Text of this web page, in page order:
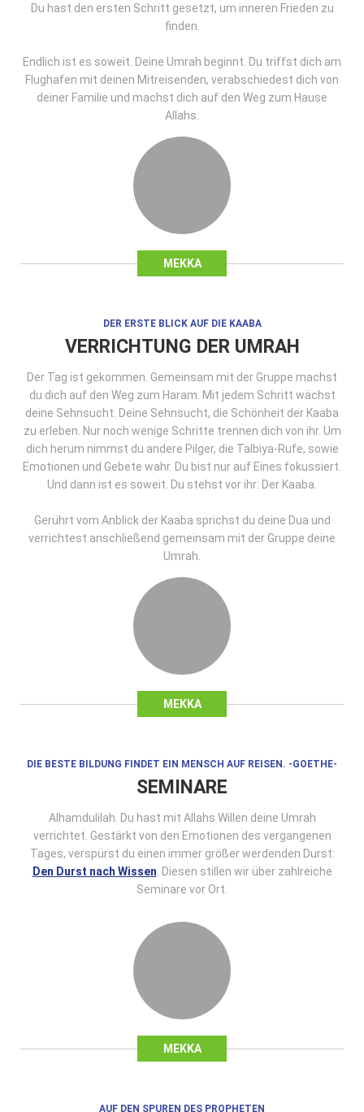
MEKKA
Du hast den ersten Schritt gesetzt, um inneren Frieden zu
finden.
Endlich ist es soweit. Deine Umrah beginnt. Du triffst dich am
Flughafen mit deinen Mitreisenden, verabschiedest dich von
deiner Familie und machst dich auf den Weg zum Hause
Allahs.
MEKKA
DER ERSTE BLICK AUF DIE KAABA
VERRICHTUNG DER UMRAH
Der Tag ist gekommen. Gemeinsam mit der Gruppe machst
du dich auf den Weg zum Haram. Mit jedem Schritt wächst
deine Sehnsucht. Deine Sehnsucht, die Schönheit der Kaaba
zu erleben. Nur noch wenige Schritte trennen dich von ihr. Um
dich herum nimmst du andere Pilger, die Talbiya-Rufe, sowie
Emotionen und Gebete wahr. Du bist nur auf Eines fokussiert.
Und dann ist es soweit. Du stehst vor ihr: Der Kaaba.
Gerührt vom Anblick der Kaaba sprichst du deine Dua und
verrichtest anschließend gemeinsam mit der Gruppe deine
Umrah.
MEKKA
DIE BESTE BILDUNG FINDET EIN MENSCH AUF REISEN. -GOETHE-
SEMINARE
Alhamdulilah. Du hast mit Allahs Willen deine Umrah
verrichtet. Gestärkt von den Emotionen des vergangenen
Tages, verspürst du einen immer größer werdenden Durst:
Den Durst nach Wissen . Diesen stillen wir über zahlreiche
Seminare vor Ort.
AUF DEN SPUREN DES PROPHETEN